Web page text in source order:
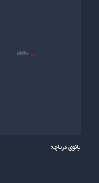
بانوی دریاچه